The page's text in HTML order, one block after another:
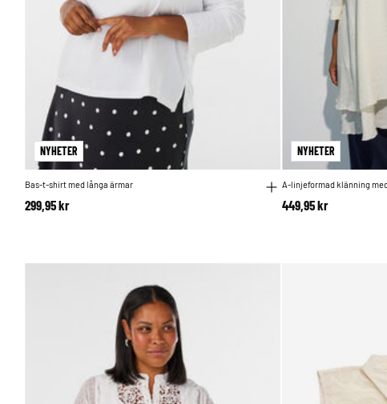
NYHETER
Bas-t-shirt med långa ärmar
299,95 kr
NYHETER
A-linjeformad klänning
449,95 kr